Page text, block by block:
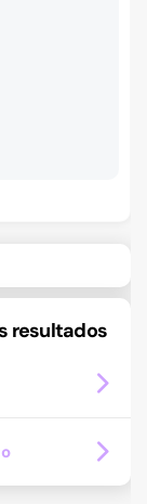
resultados